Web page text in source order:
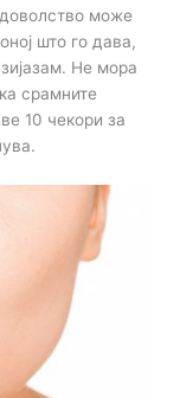
може
што го дава,
Не мора
срамните
10 чекори за